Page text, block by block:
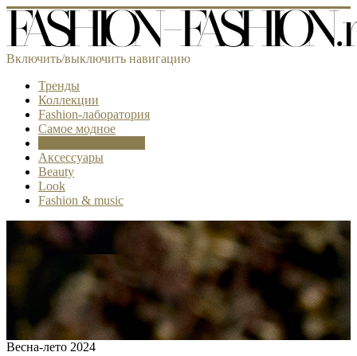
Включить/выключить навигацию
Тренды
Коллекции
Fashion-лаборатория
Самое модное
Аксессуары
Beauty
Look
Fashion & music
Весна-лето 2024